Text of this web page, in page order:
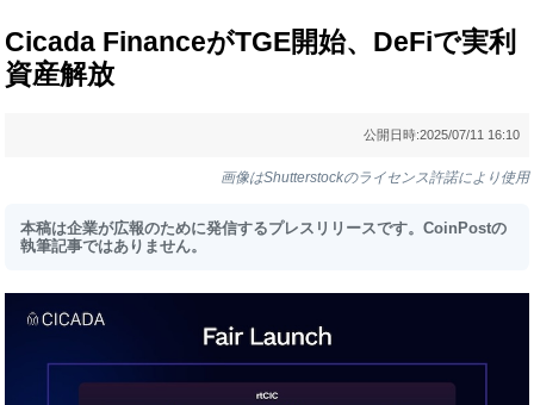
Cicada FinanceがTGE開始、DeFiで実利
資産解放
公開日時:2025/07/11 16:10
画像はShutterstockのライセンス許諾により使用
本稿は企業が広報のために発信するプレスリリースです。CoinPostの
執筆記事ではありません。